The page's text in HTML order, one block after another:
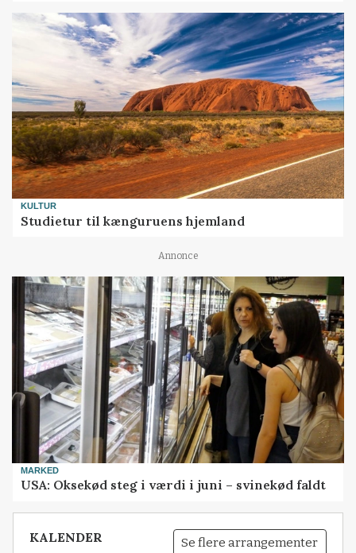
KULTUR
Studietur til kænguruens hjemland
Annonce
MARKED
USA: Oksekød steg i værdi i juni – svinekød faldt
KALENDER Se flere arrangementer